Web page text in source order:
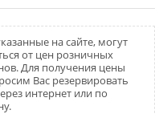
на сайте, могут
от цен розничных
Для получения цены
Вас резервировать
интернет или по